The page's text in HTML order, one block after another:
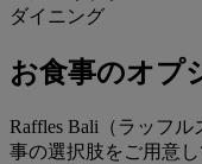
ダイニング
お食事のオプ
Raffles Bali（ラッフ
事の選択肢をご用意